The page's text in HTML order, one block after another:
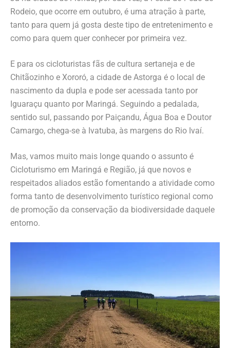
Rodeio, que ocorre em outubro, é uma atração à parte,
tanto para quem já gosta deste tipo de entretenimento e
como para quem quer conhecer por primeira vez.
E para os cicloturistas fãs de cultura sertaneja e de
Chitãozinho e Xororó, a cidade de Astorga é o local de
nascimento da dupla e pode ser acessada tanto por
Iguaraçu quanto por Maringá. Seguindo a pedalada,
sentido sul, passando por Paiçandu, Água Boa e Doutor
Camargo, chega-se à Ivatuba, às margens do Rio Ivaí.
Mas, vamos muito mais longe quando o assunto é
Cicloturismo em Maringá e Região, já que novos e
respeitados aliados estão fomentando a atividade como
forma tanto de desenvolvimento turístico regional como
de promoção da conservação da biodiversidade daquele
entorno.